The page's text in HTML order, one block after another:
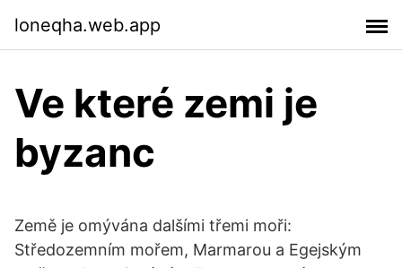
loneqha.web.app
Ve které zemi je
byzanc
Země je omývána dalšími třemi moři:
Středozemním mořem, Marmarou a Egejským